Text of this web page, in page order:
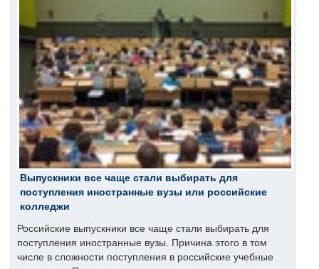
Выпускники все чаще стали выбирать для
поступления иностранные вузы или российские
колледжи
Российские выпускники все чаще стали выбирать для
поступления иностранные вузы. Причина этого в том
числе в сложности поступления в российские учебные